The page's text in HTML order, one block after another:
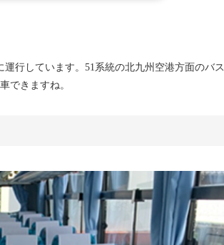
行しています。51系統の北九州空港方面のバス
できますね。